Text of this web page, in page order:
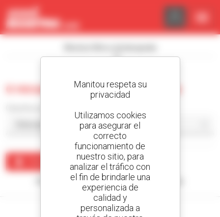
0 recuento volquete de orugas
Crear una alerta
Ningún resultado corresponde con su búsqueda.
Panel de gestión de cookies
Manitou respeta su
privacidad
Utilizamos cookies
para asegurar el
correcto
funcionamiento de
nuestro sitio, para
analizar el tráfico con
el fin de brindarle una
experiencia de
calidad y
personalizada a